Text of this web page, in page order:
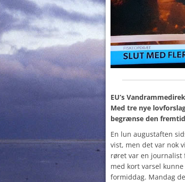
EU’s
Med tre nye
begrænse den
En lun augustaften
vist, men det var nok
røret var en journalist
med kort varsel
formiddag. Mandag